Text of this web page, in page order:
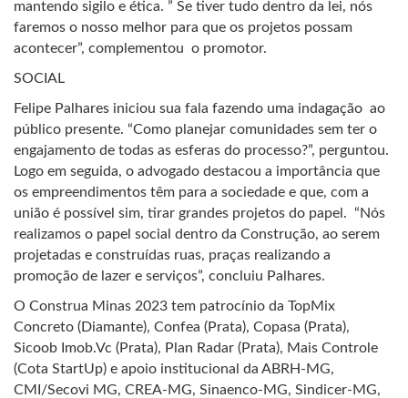
mantendo sigilo e ética. ” Se tiver tudo dentro da lei, nós
faremos o nosso melhor para que os projetos possam
acontecer”, complementou o promotor.
SOCIAL
Felipe Palhares iniciou sua fala fazendo uma indagação ao
público presente. “Como planejar comunidades sem ter o
engajamento de todas as esferas do processo?”, perguntou.
Logo em seguida, o advogado destacou a importância que
os empreendimentos têm para a sociedade e que, com a
união é possível sim, tirar grandes projetos do papel. “Nós
realizamos o papel social dentro da Construção, ao serem
projetadas e construídas ruas, praças realizando a
promoção de lazer e serviços”, concluiu Palhares.
O Construa Minas 2023 tem patrocínio da TopMix
Concreto (Diamante), Confea (Prata), Copasa (Prata),
Sicoob Imob.Vc (Prata), Plan Radar (Prata), Mais Controle
(Cota StartUp) e apoio institucional da ABRH-MG,
CMI/Secovi MG, CREA-MG, Sinaenco-MG, Sindicer-MG,